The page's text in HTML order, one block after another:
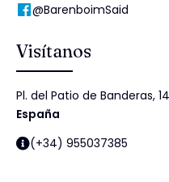
@BarenboimSaid
Visítanos
Pl. del Patio de Banderas,
España
(+34) 955037385